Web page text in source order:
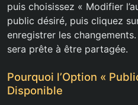
puis choisissez « Modifier
public désiré, puis cliquez
enregistrer les
sera prête à être partagée.
Pourquoi l’Option «
Disponible